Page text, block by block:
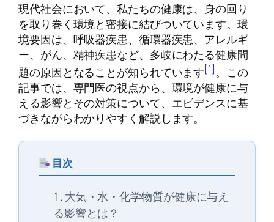
現代社会において、私たちの健康は、身の回り
を取り巻く環境と密接に結びついています。環
境要因は、呼吸器疾患、循環器疾患、アレルギ
ー、がん、精神疾患など、多岐にわたる健康問
題の原因となることが知られています[1]。この
記事では、専門医の視点から、環境が健康に与
える影響とその対策について、エビデンスに基
づきながらわかりやすく解説します。
目次
大気・水・化学物質が健康に与え
る影響とは？